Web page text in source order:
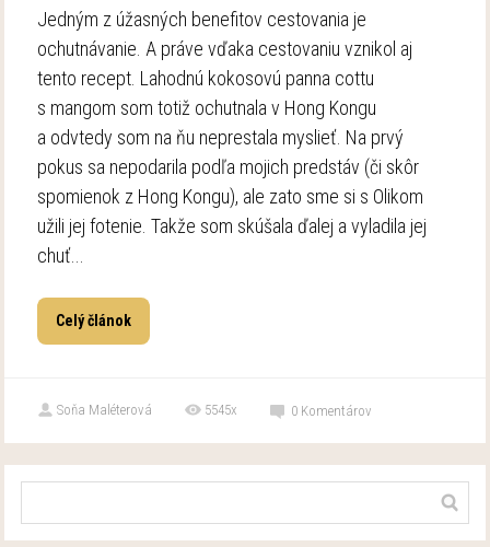
Jedným z úžasných benefitov cestovania je
ochutnávanie. A práve vďaka cestovaniu vznikol aj
tento recept. Lahodnú kokosovú panna cottu
s mangom som totiž ochutnala v Hong Kongu
a odvtedy som na ňu neprestala myslieť. Na prvý
pokus sa nepodarila podľa mojich predstáv (či skôr
spomienok z Hong Kongu), ale zato sme si s Olikom
užili jej fotenie. Takže som skúšala ďalej a vyladila jej
chuť...
Celý článok
Soňa Maléterová 5545x 0 Komentárov